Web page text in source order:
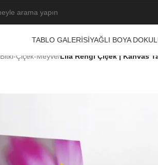
TABLO GALERISIYAĞLI BOYA
Bitki-Çiçek-Meyve/Lila Rengi Çiçek | Kanvas